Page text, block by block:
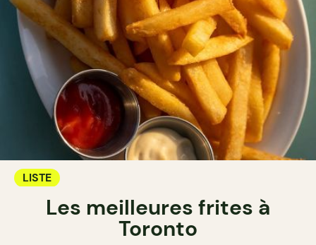
LISTE
Les meilleures frites à
Toronto